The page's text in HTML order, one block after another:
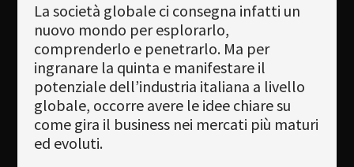
La società globale ci consegna infatti un
nuovo mondo per esplorarlo,
comprenderlo e penetrarlo. Ma per
ingranare la quinta e manifestare il
potenziale dell’industria italiana a livello
globale, occorre avere le idee chiare su
come gira il business nei mercati più maturi
ed evoluti.